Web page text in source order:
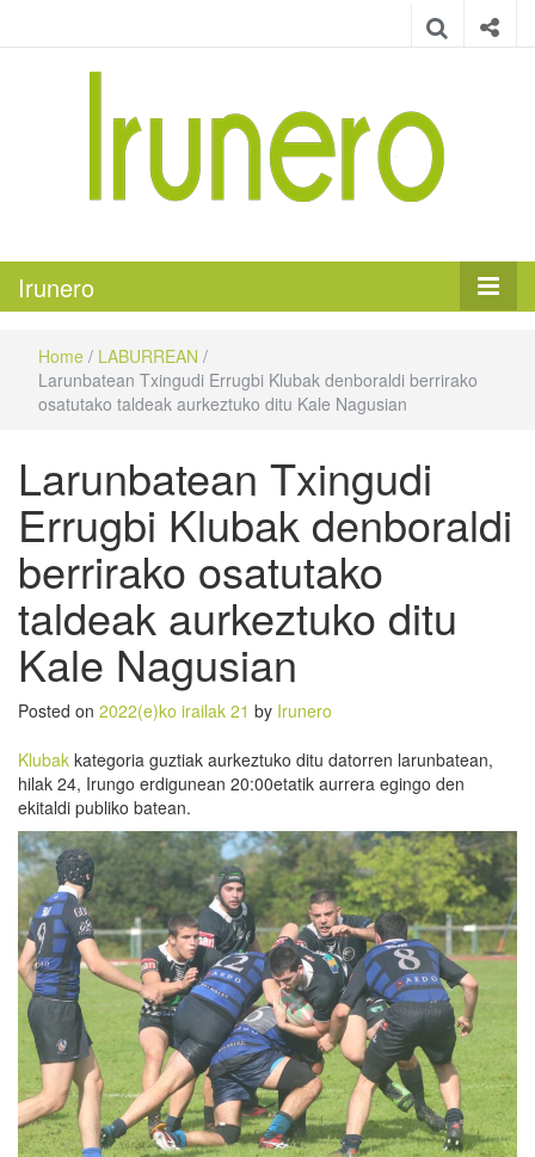
Irunero
Home / LABURREAN /
Larunbatean Txingudi Errugbi Klubak denboraldi berrirako
osatutako taldeak aurkeztuko ditu Kale Nagusian
Larunbatean Txingudi
Errugbi Klubak denboraldi
berrirako osatutako
taldeak aurkeztuko ditu
Kale Nagusian
Posted on 2022(e)ko irailak 21 by Irunero
Klubak kategoria guztiak aurkeztuko ditu datorren larunbatean,
hilak 24, Irungo erdigunean 20:00etatik aurrera egingo den
ekitaldi publiko batean.